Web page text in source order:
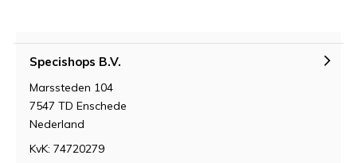
Specishops B.V.
Marssteden 104
7547 TD Enschede
Nederland
KvK: 74720279